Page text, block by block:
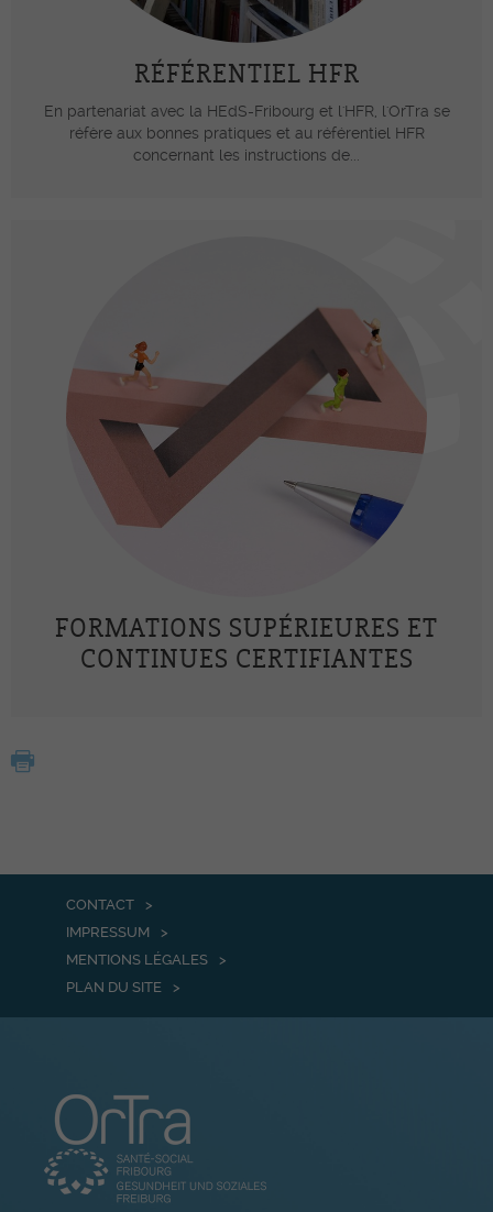
RÉFÉRENTIEL HFR
En partenariat avec la HEdS-Fribourg et l'HFR, l'OrTra se
réfère aux bonnes pratiques et au référentiel HFR
concernant les instructions de...
FORMATIONS SUPÉRIEURES ET
CONTINUES CERTIFIANTES
CONTACT
IMPRESSUM
MENTIONS LÉGALES
PLAN DU SITE